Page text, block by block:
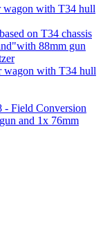
wagon with T34 hull
on T34 chassis
88mm gun
wagon with T34 hull
- Field Conversion
and 1x 76mm